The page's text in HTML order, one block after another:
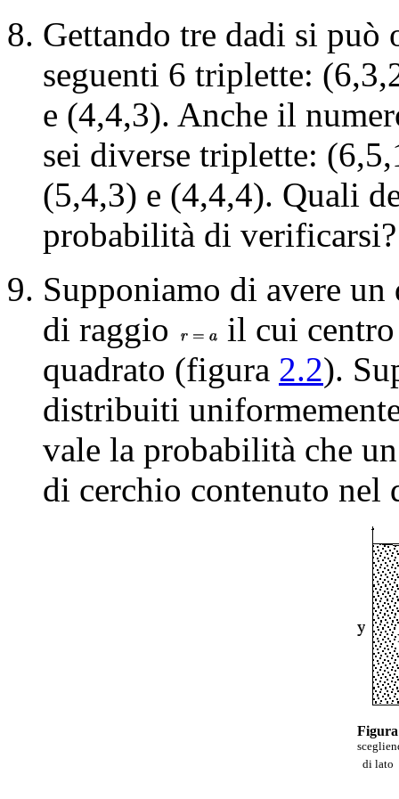
Gettando tre dadi si può
seguenti 6 triplette:
e (4,4,3). Anche il
sei diverse triplette:
(5,4,3) e (4,4,4). Quali
probabilità di verificarsi?
Supponiamo di avere
di raggio
il cui
quadrato (figura 2.2).
distribuiti
vale la probabilità che
di cerchio contenuto nel
di lato